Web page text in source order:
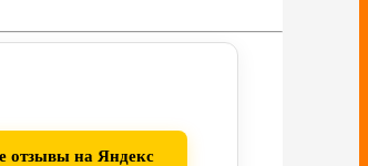
отзывы на Яндекс